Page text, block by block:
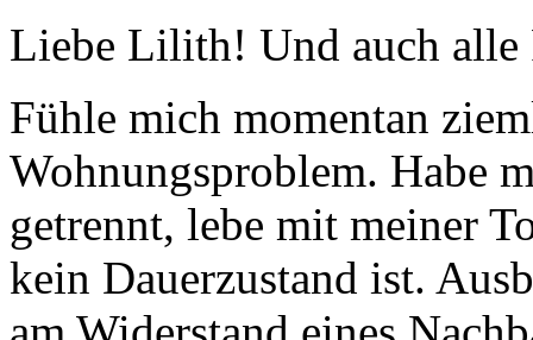
Liebe Lilith! Und auch alle
Fühle mich momentan
Wohnungsproblem. Habe
getrennt, lebe mit meiner
kein Dauerzustand ist.